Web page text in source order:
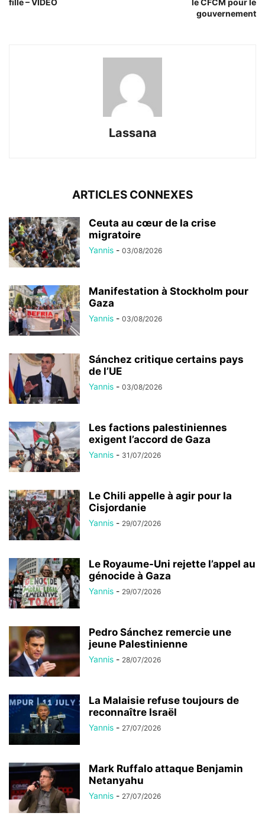
gouvernement
Lassana
ARTICLES CONNEXES
Ceuta au cœur de la crise
migratoire
Yannis - 03/08/2026
Manifestation à Stockholm pour
Gaza
Yannis - 03/08/2026
Sánchez critique certains pays
de l’UE
Yannis - 03/08/2026
Les factions palestiniennes
exigent l’accord de Gaza
Yannis - 31/07/2026
Le Chili appelle à agir pour la
Cisjordanie
Yannis - 29/07/2026
Le Royaume-Uni rejette l’appel au
génocide à Gaza
Yannis - 29/07/2026
Pedro Sánchez remercie une
jeune Palestinienne
Yannis - 28/07/2026
La Malaisie refuse toujours de
reconnaître Israël
Yannis - 27/07/2026
Mark Ruffalo attaque Benjamin
Netanyahu
Yannis - 27/07/2026